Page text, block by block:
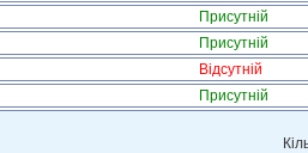
Присутній
Присутній
Відсутній
Присутній